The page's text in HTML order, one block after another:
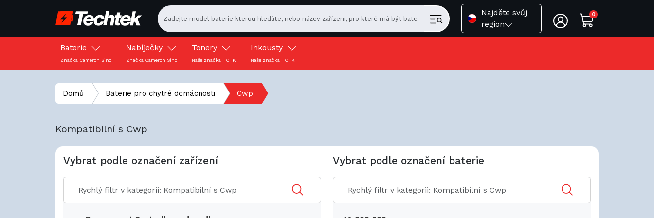
Najděte svůj
region
0
Baterie
Značka Cameron Sino
Nabíječky
Značka Cameron Sino
Tonery
Naše značka TCTK
Inkousty
Naše značka TCTK
Domů Baterie pro chytré domácnosti Cwp
Kompatibilní s Cwp
Vybrat podle označení zařízení Vybrat podle označení baterie